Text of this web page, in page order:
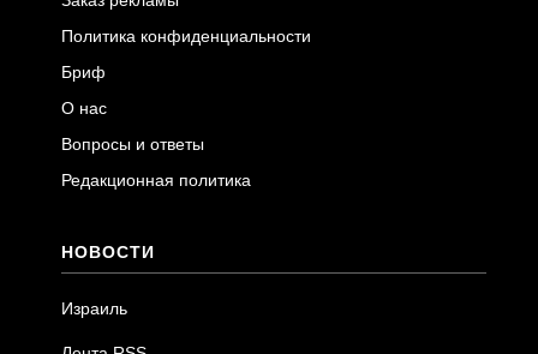
Политика конфиденциальности
Бриф
О нас
Вопросы и ответы
Редакционная политика
НОВОСТИ
Израиль